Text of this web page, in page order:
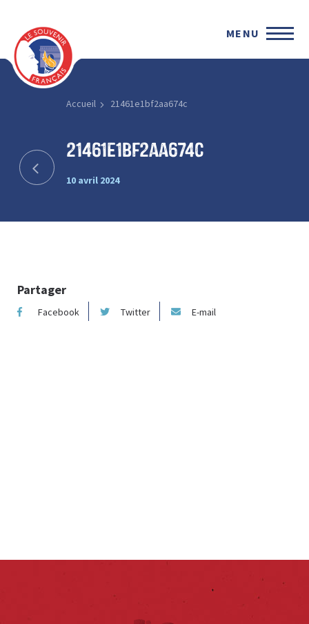
MENU
Accueil 21461e1bf2aa674c
21461e1bf2aa674c
10 avril 2024
Partager
Facebook Twitter E-mail